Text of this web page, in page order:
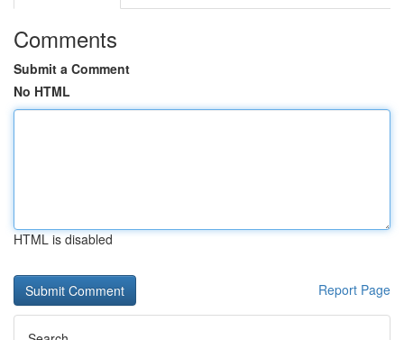
Comments
Submit a Comment
No HTML
HTML is disabled
Report Page